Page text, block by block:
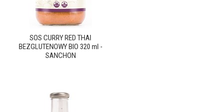
SOS CURRY RED THAI
BEZGLUTENOWY BIO 320 ml -
SANCHON